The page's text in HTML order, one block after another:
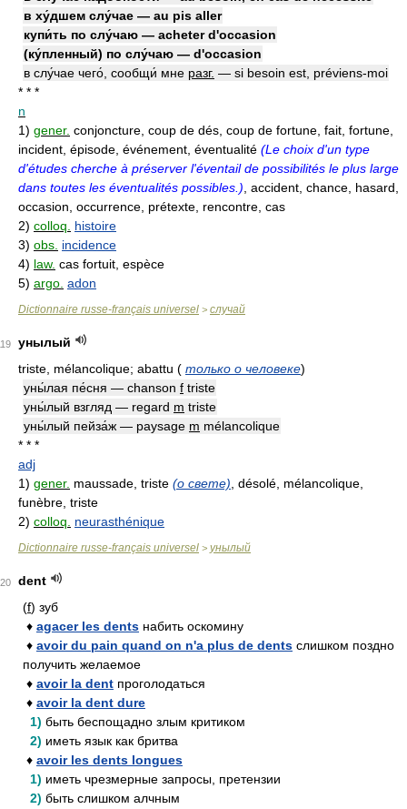
в ху́дшем слу́чае — au pis aller
купи́ть по слу́чаю — acheter d'occasion
(ку́пленный) по слу́чаю — d'occasion
в слу́чае чего́, сообщи́ мне разг. — si besoin est, préviens-moi
* * *
n
1) gener. conjoncture, coup de dés, coup de fortune, fait, fortune,
incident, épisode, événement, éventualité (Le choix d'un type
d'études cherche à préserver l'éventail de possibilités le plus large
dans toutes les éventualités possibles.) , accident, chance, hasard,
occasion, occurrence, prétexte, rencontre, cas
2) colloq.
histoire
3) obs. incidence
4) law. cas fortuit, espèce
5) argo. adon
Dictionnaire russe-français universel > случай
унылый
triste, mélancolique; abattu ( только о человеке)
уны́лая пе́сня — chanson f triste
уны́лый взгляд — regard m triste
уны́лый пейза́ж — paysage m mélancolique
* * *
adj
1) gener. maussade, triste (о свете) , désolé, mélancolique,
funèbre, triste
2) colloq. neurasthénique
Dictionnaire russe-français universel > унылый
dent
(f) зуб
♦ agacer les dents набить оскомину
♦ avoir du pain quand on n'a plus de dents слишком поздно
получить желаемое
♦ avoir la dent проголодаться
♦ avoir la dent dure
1) быть беспощадно злым критиком
2) иметь язык как бритва
♦ avoir les dents longues
1) иметь чрезмерные запросы, претензии
2) быть слишком алчным